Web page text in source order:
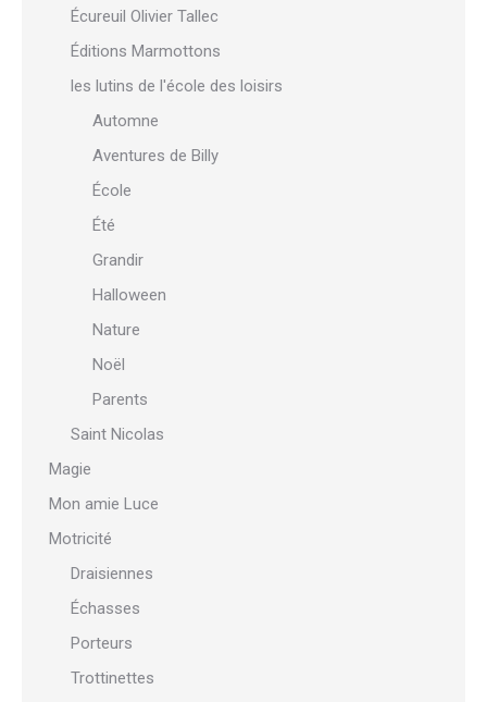
Écureuil Olivier Tallec
Éditions Marmottons
les lutins de l'école des loisirs
Automne
Aventures de Billy
École
Été
Grandir
Halloween
Nature
Noël
Parents
Saint Nicolas
Magie
Mon amie Luce
Motricité
Draisiennes
Échasses
Porteurs
Trottinettes